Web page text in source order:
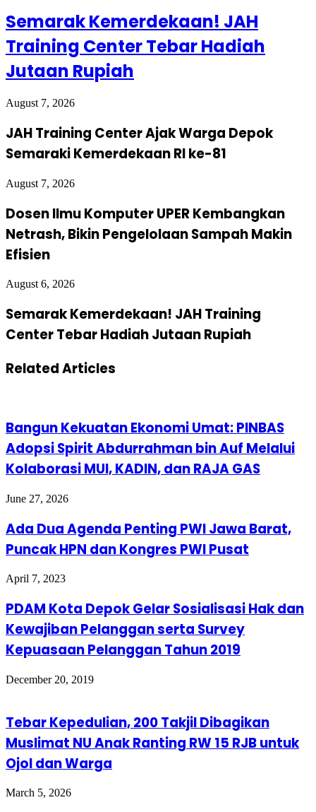
Semarak Kemerdekaan! JAH
Training Center Tebar Hadiah
Jutaan Rupiah
August 7, 2026
JAH Training Center Ajak Warga Depok
Semaraki Kemerdekaan RI ke-81
August 7, 2026
Dosen Ilmu Komputer UPER Kembangkan
Netrash, Bikin Pengelolaan Sampah Makin
Efisien
August 6, 2026
Semarak Kemerdekaan! JAH Training
Center Tebar Hadiah Jutaan Rupiah
Related Articles
Bangun Kekuatan Ekonomi Umat: PINBAS
Adopsi Spirit Abdurrahman bin Auf Melalui
Kolaborasi MUI, KADIN, dan RAJA GAS
June 27, 2026
Ada Dua Agenda Penting PWI Jawa Barat,
Puncak HPN dan Kongres PWI Pusat
April 7, 2023
PDAM Kota Depok Gelar Sosialisasi Hak dan
Kewajiban Pelanggan serta Survey
Kepuasaan Pelanggan Tahun 2019
December 20, 2019
Tebar Kepedulian, 200 Takjil Dibagikan
Muslimat NU Anak Ranting RW 15 RJB untuk
Ojol dan Warga
March 5, 2026